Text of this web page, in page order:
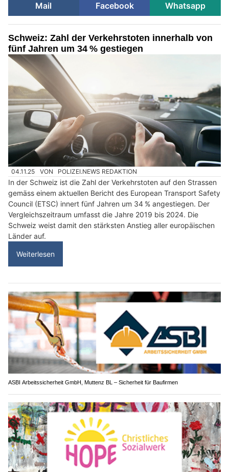
Mail
Facebook Whatsapp
Schweiz: Zahl der Verkehrstoten innerhalb von
fünf Jahren um 34 % gestiegen
04.11.25 VON POLIZEI.NEWS REDAKTION
In der Schweiz ist die Zahl der Verkehrstoten auf den Strassen
gemäss einem aktuellen Bericht des European Transport Safety
Council (ETSC) innert fünf Jahren um 34 % angestiegen. Der
Vergleichszeitraum umfasst die Jahre 2019 bis 2024. Die
Schweiz weist damit den stärksten Anstieg aller europäischen
Länder auf.
Weiterlesen
ASBI Arbeitssicherheit GmbH, Muttenz BL – Sicherheit für Baufirmen